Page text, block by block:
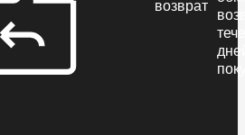
возврат